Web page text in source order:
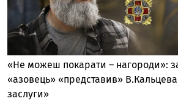
«Не можеш покарати – нагороди»:
«азовець» «представив»
заслуги»